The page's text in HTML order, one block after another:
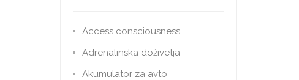
Access consciousness
Adrenalinska doživetja
Akumulator za avto